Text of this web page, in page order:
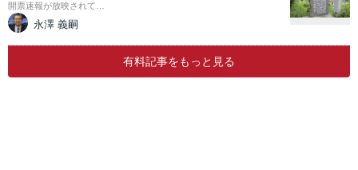
開票速報が放映されて…
永澤 義嗣
有料記事をもっと見る